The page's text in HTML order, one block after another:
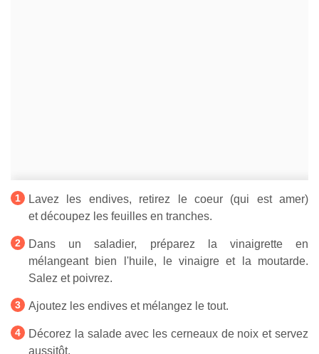
Lavez les endives, retirez le coeur (qui est amer)
et découpez les feuilles en tranches.
Dans un saladier, préparez la vinaigrette en
mélangeant bien l'huile, le vinaigre et la moutarde.
Salez et poivrez.
Ajoutez les endives et mélangez le tout.
Décorez la salade avec les cerneaux de noix et servez
aussitôt.